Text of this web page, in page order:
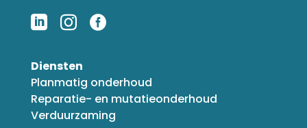
Diensten
Planmatig onderhoud
Reparatie- en mutatieonderhoud
Verduurzaming
  